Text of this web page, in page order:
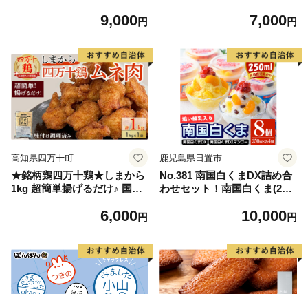
9,000円 7,000円
高知県四万十町
★銘柄鶏四万十鶏★しまから
1kg 超簡単揚げるだけ♪ 国産
お肉 鶏肉 とりにく 鳥肉 鶏ム
6,000円
鹿児島県日置市
No.381 南国白くまDX詰め合
わせセット！南国白くま(250
(250ml×4個)計8個のセット！
10,000円